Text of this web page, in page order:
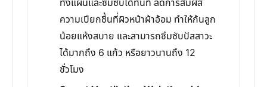
ทั้งแผ่นและซึมซับได้ทันที ลดการสัมผัส
ความเปียกชื้นที่ผิวหน้าผ้าอ้อม ทำให้ก้นลูก
น้อยแห้งสบาย และสามารถซึมซับปัสสาวะ
ได้มากถึง 6 แก้ว หรือยาวนานถึง 12
ชั่วโมง